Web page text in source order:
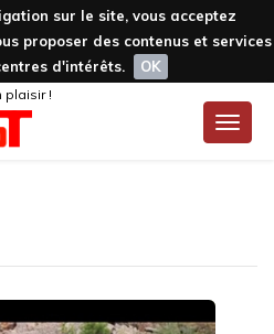
sur le site, vous acceptez
proposer des contenus et services
d'intérêts.
OK
Toggle
plaisir !